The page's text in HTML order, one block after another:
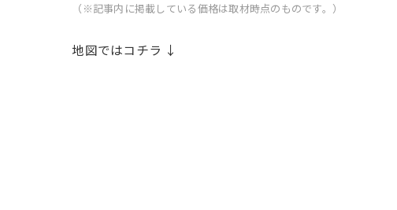
（※記事内に掲載している価格は取材時点のものです。）
地図ではコチラ ↓